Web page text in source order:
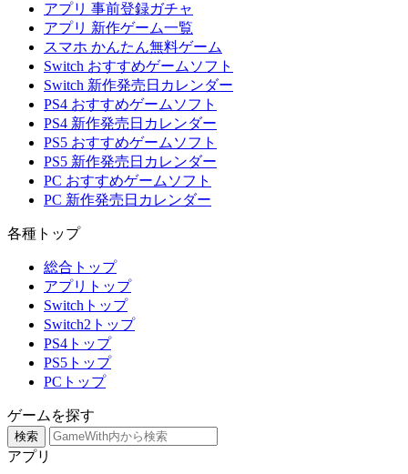
アプリ 事前登録ガチャ
アプリ 新作ゲーム一覧
スマホ かんたん無料ゲーム
Switch おすすめゲームソフト
Switch 新作発売日カレンダー
PS4 おすすめゲームソフト
PS4 新作発売日カレンダー
PS5 おすすめゲームソフト
PS5 新作発売日カレンダー
PC おすすめゲームソフト
PC 新作発売日カレンダー
各種トップ
総合トップ
アプリトップ
Switchトップ
Switch2トップ
PS4トップ
PS5トップ
PCトップ
ゲームを探す
検索
アプリ